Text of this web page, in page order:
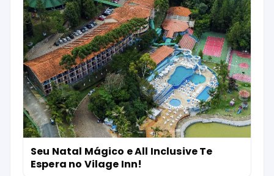
Seu Natal Mágico e All Inclusive Te
Espera no Vilage Inn!